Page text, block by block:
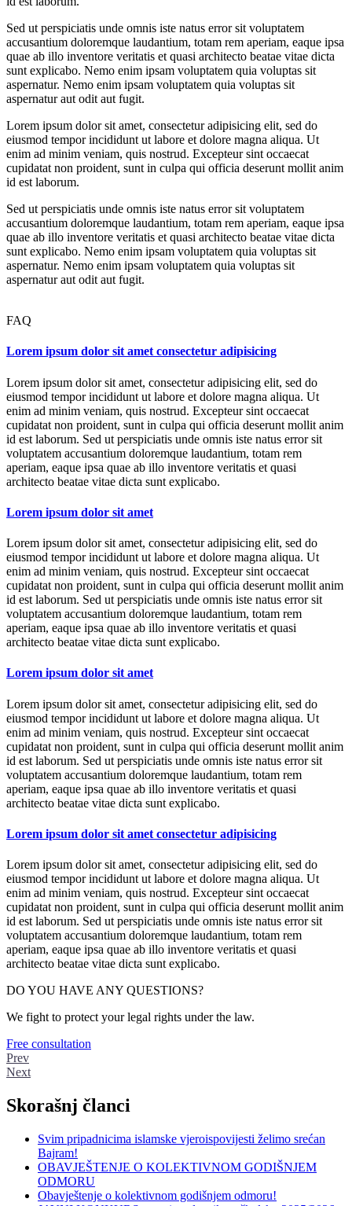
Sed ut perspiciatis unde omnis iste natus error sit voluptatem
accusantium doloremque laudantium, totam rem aperiam, eaque ipsa
quae ab illo inventore veritatis et quasi architecto beatae vitae dicta
sunt explicabo. Nemo enim ipsam voluptatem quia voluptas sit
aspernatur. Nemo enim ipsam voluptatem quia voluptas sit
aspernatur aut odit aut fugit.
Lorem ipsum dolor sit amet, consectetur adipisicing elit, sed do
eiusmod tempor incididunt ut labore et dolore magna aliqua. Ut
enim ad minim veniam, quis nostrud. Excepteur sint occaecat
cupidatat non proident, sunt in culpa qui officia deserunt mollit anim
id est laborum.
Sed ut perspiciatis unde omnis iste natus error sit voluptatem
accusantium doloremque laudantium, totam rem aperiam, eaque ipsa
quae ab illo inventore veritatis et quasi architecto beatae vitae dicta
sunt explicabo. Nemo enim ipsam voluptatem quia voluptas sit
aspernatur. Nemo enim ipsam voluptatem quia voluptas sit
aspernatur aut odit aut fugit.
FAQ
Lorem ipsum dolor sit amet consectetur adipisicing
Lorem ipsum dolor sit amet, consectetur adipisicing elit, sed do
eiusmod tempor incididunt ut labore et dolore magna aliqua. Ut
enim ad minim veniam, quis nostrud. Excepteur sint occaecat
cupidatat non proident, sunt in culpa qui officia deserunt mollit anim
id est laborum. Sed ut perspiciatis unde omnis iste natus error sit
voluptatem accusantium doloremque laudantium, totam rem
aperiam, eaque ipsa quae ab illo inventore veritatis et quasi
architecto beatae vitae dicta sunt explicabo.
Lorem ipsum dolor sit amet
Lorem ipsum dolor sit amet, consectetur adipisicing elit, sed do
eiusmod tempor incididunt ut labore et dolore magna aliqua. Ut
enim ad minim veniam, quis nostrud. Excepteur sint occaecat
cupidatat non proident, sunt in culpa qui officia deserunt mollit anim
id est laborum. Sed ut perspiciatis unde omnis iste natus error sit
voluptatem accusantium doloremque laudantium, totam rem
aperiam, eaque ipsa quae ab illo inventore veritatis et quasi
architecto beatae vitae dicta sunt explicabo.
Lorem ipsum dolor sit amet
Lorem ipsum dolor sit amet, consectetur adipisicing elit, sed do
eiusmod tempor incididunt ut labore et dolore magna aliqua. Ut
enim ad minim veniam, quis nostrud. Excepteur sint occaecat
cupidatat non proident, sunt in culpa qui officia deserunt mollit anim
id est laborum. Sed ut perspiciatis unde omnis iste natus error sit
voluptatem accusantium doloremque laudantium, totam rem
aperiam, eaque ipsa quae ab illo inventore veritatis et quasi
architecto beatae vitae dicta sunt explicabo.
Lorem ipsum dolor sit amet consectetur adipisicing
Lorem ipsum dolor sit amet, consectetur adipisicing elit, sed do
eiusmod tempor incididunt ut labore et dolore magna aliqua. Ut
enim ad minim veniam, quis nostrud. Excepteur sint occaecat
cupidatat non proident, sunt in culpa qui officia deserunt mollit anim
id est laborum. Sed ut perspiciatis unde omnis iste natus error sit
voluptatem accusantium doloremque laudantium, totam rem
aperiam, eaque ipsa quae ab illo inventore veritatis et quasi
architecto beatae vitae dicta sunt explicabo.
DO YOU HAVE ANY QUESTIONS?
We fight to protect your legal rights under the law.
Free consultation
Prev
Next
Skorašnj članci
Svim pripadnicima islamske vjeroispovijesti želimo srećan
Bajram!
OBAVJEŠTENJE O KOLEKTIVNOM GODIŠNJEM
ODMORU
Obavještenje o kolektivnom godišnjem odmoru!